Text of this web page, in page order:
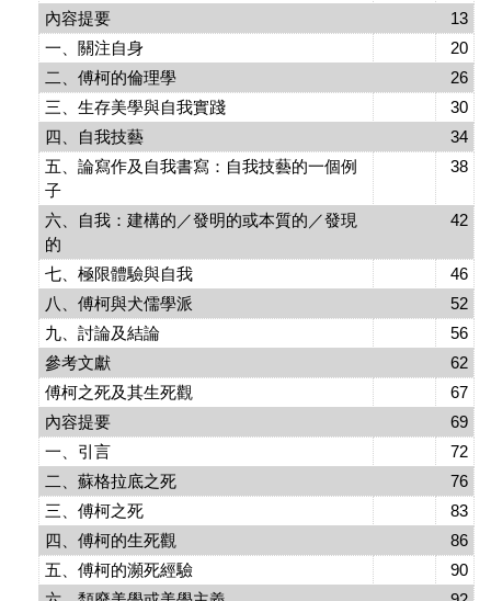
內容提要
13
一、關注自身
20
二、傅柯的倫理學
26
三、生存美學與自我實踐
30
四、自我技藝
34
五、論寫作及自我書寫：自我技藝的一個例
子
38
六、自我：建構的／發明的或本質的／發現
的
42
七、極限體驗與自我
46
八、傅柯與犬儒學派
52
九、討論及結論
56
參考文獻
62
傅柯之死及其生死觀
67
內容提要
69
一、引言
72
二、蘇格拉底之死
76
三、傅柯之死
83
四、傅柯的生死觀
86
五、傅柯的瀕死經驗
90